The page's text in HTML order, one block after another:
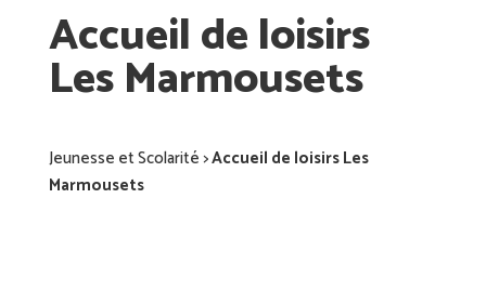
Accueil de loisirs
Les Marmousets
Jeunesse et Scolarité>Accueil de loisirs Les
Marmousets